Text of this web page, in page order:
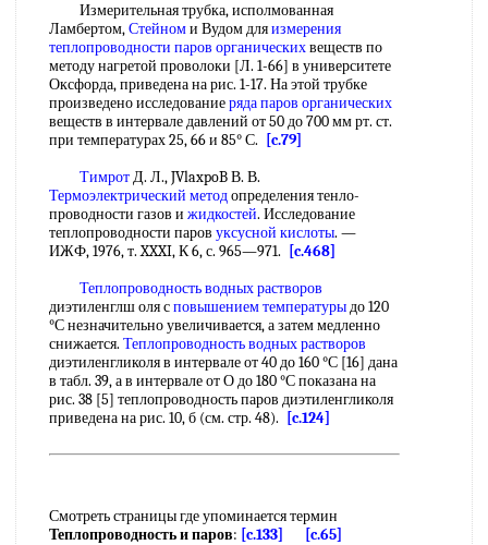
Измерительная трубка, исполмованная
Ламбертом,Стейноми Вудом дляизмерения
теплопроводности паров органическихвеществ по
методу нагретой проволоки [Л. 1-66] в университете
Оксфорда, приведена на рис. 1-17. На этой трубке
произведено исследованиерядапаров органических
веществ в интервале давлений от 50 до 700 мм рт. ст.
при температурах 25, 66 и 85° С.
[c.79]
ТимротД. Л., JVlaxpoB В. В.
Термоэлектрический методопределения тенло-
проводности газов и жидкостей. Исследование
теплопроводности паров уксусной кислоты. —
ИЖФ, 1976, т. XXXI, К 6, с. 965—971.
[c.468]
Теплопроводность водных растворов
диэтиленглш оля сповышением температурыдо 120
°С незначительно увеличивается, а затем медленно
снижается. Теплопроводность водных растворов
диэтиленгликоля в интервале от 40 до 160 °С [16] дана
в табл. 39, а в интервале от О до 180 °С показана на
рис. 38 [5] теплопроводность паров диэтиленгликоля
приведена на рис. 10, б (см. стр. 48).
[c.124]
Смотреть страницы где упоминается термин
Теплопроводность и паров: [c.133]
[c.65]